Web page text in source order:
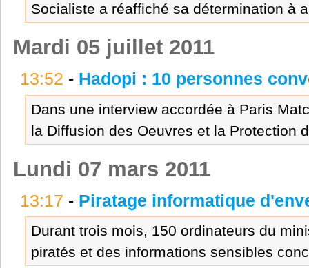
Socialiste a réaffiché sa détermination à
Mardi 05 juillet 2011
13:52 - Hadopi : 10 personnes
Dans une interview accordée à Paris
la Diffusion des Oeuvres et la Protection
Lundi 07 mars 2011
13:17 - Piratage informatique
Durant trois mois, 150 ordinateurs du
piratés et des informations sensibles